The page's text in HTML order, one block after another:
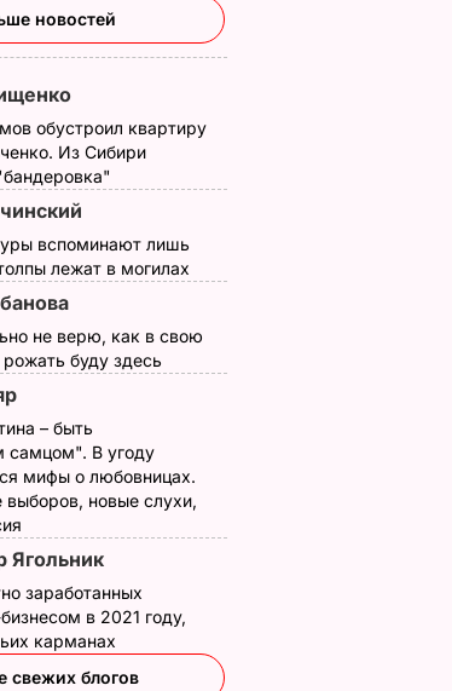
новостей
обустроил квартиру
Из Сибири
вспоминают лишь
лежат в могилах
не верю, как в свою
буду здесь
– быть
самцом". В угоду
мифы о любовницах.
выборов, новые слухи,
Ягольник
заработанных
в 2021 году,
карманах
свежих блогов